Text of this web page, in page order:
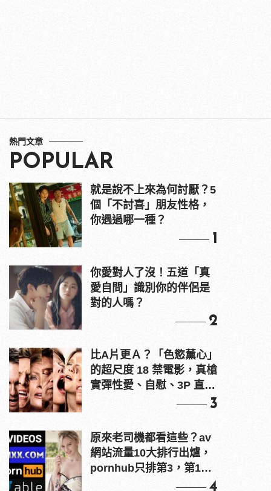
熱門文章
POPULAR
就是說不上來為何討厭？5
個「不討喜」朋友性格，
你遇過哪一種？
1
你愛對人了沒！五道「真
愛自問」識別你的伴侶是
對的人嗎？
2
比A片更Ａ？「色慾薰心」
的超尺度 18 禁電影，真槍
實彈性愛、自慰、3P 直接
3
原來老司機都看這些？av
網站流量10大排行出爐，
pornhub只排第3，第1名
4